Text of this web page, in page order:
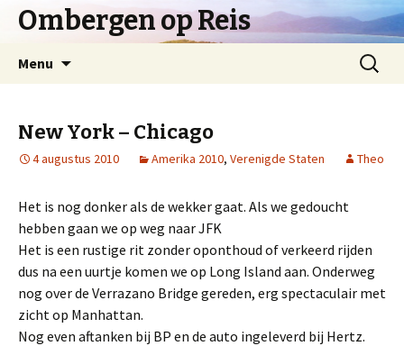
Ombergen op Reis
Menu
Zoeken
naar:
New York – Chicago
4 augustus 2010 Amerika 2010, Verenigde Staten Theo
Het is nog donker als de wekker gaat. Als we gedoucht
hebben gaan we op weg naar JFK
Het is een rustige rit zonder oponthoud of verkeerd rijden
dus na een uurtje komen we op Long Island aan. Onderweg
nog over de Verrazano Bridge gereden, erg spectaculair met
zicht op Manhattan.
Nog even aftanken bij BP en de auto ingeleverd bij Hertz.